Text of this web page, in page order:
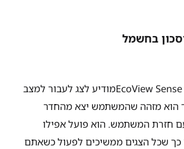
בחשמל
EcoView Senseמודיע לצג לעבור למצב
הוא מזהה שהמשתמש יצא מהחדר
חזרת המשתמש. הוא פועל אפילו
כך שכל הצגים ממשיכים לפעול כשאתם